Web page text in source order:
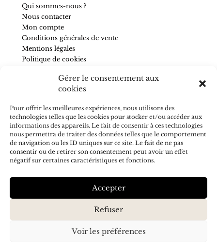
Gérer le consentement aux
cookies
Pour offrir les meilleures expériences, nous utilisons des
technologies telles que les cookies pour stocker et/ou accéder aux
informations des appareils. Le fait de consentir à ces technologies
nous permettra de traiter des données telles que le comportement
de navigation ou les ID uniques sur ce site. Le fait de ne pas
consentir ou de retirer son consentement peut avoir un effet
négatif sur certaines caractéristiques et fonctions.
Accepter
Refuser
Voir les préférences
Qui sommes-nous ?
Nous contacter
Mon compte
Conditions générales de vente
Mentions légales
Politique de cookies
SUIVEZ-NOUS
conseils, abonnez-vous à la newsletter.
J'accepte de recevoir vos e-mails et confirme avoir pris
S’ABONNER